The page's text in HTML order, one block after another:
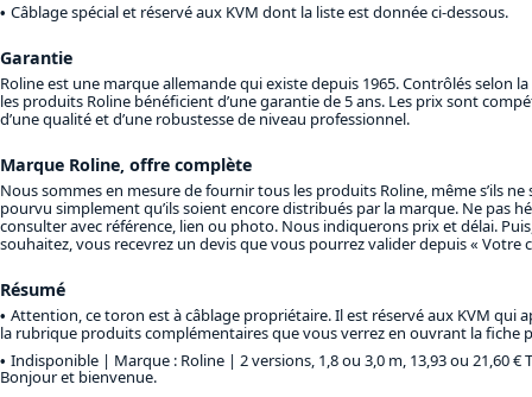
Câblage spécial et réservé aux KVM dont la liste est donnée ci-dessous.
Garantie
Roline est une marque allemande qui existe depuis 1965. Contrôlés selon la
les produits Roline bénéficient d’une garantie de 5 ans. Les prix sont
d’une qualité et d’une robustesse de niveau professionnel.
Marque Roline, offre complète
Nous sommes en mesure de fournir tous les produits Roline, même s’ils ne
pourvu simplement qu’ils soient encore distribués par la marque. Ne pas
consulter avec référence, lien ou photo. Nous indiquerons prix et délai.
souhaitez, vous recevrez un devis que vous pourrez valider depuis « Votre
Résumé
Attention, ce toron est à câblage propriétaire. Il est réservé aux KVM qui
la rubrique produits complémentaires que vous verrez en ouvrant la fiche
Indisponible | Marque : Roline | 2 versions, 1,8 ou 3,0 m, 13,93 ou 21,60 €
Bonjour et bienvenue.